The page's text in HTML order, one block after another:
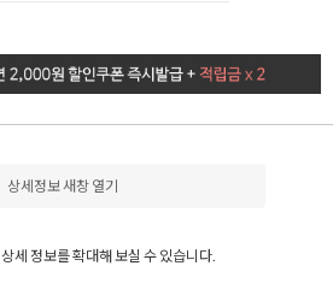
상세정보 새창 열기
상세 정보를 확대해 보실 수 있습니다.